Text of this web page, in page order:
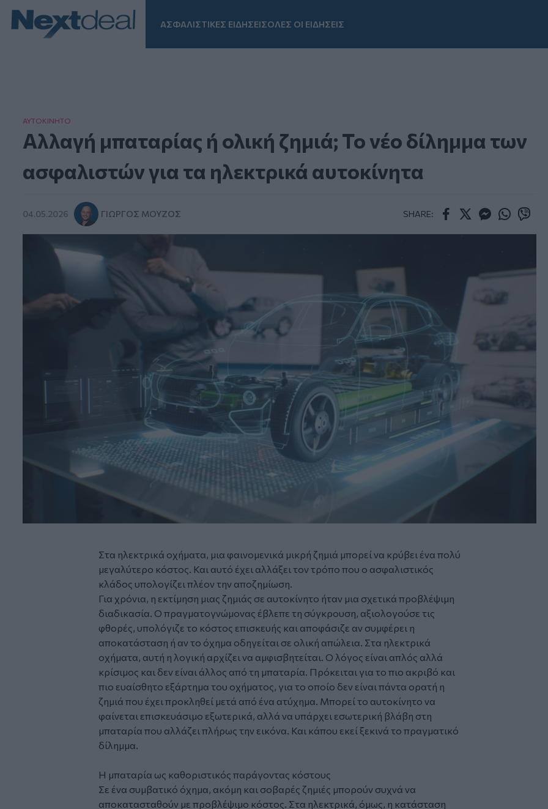
ΑΣΦΑΛΙΣΤΙΚΕΣ ΕΙΔΗΣΕΙΣΟΛΕΣ ΟΙ ΕΙΔΗΣΕΙΣ
ΑΥΤΟΚΙΝΗΤΟ
Αλλαγή μπαταρίας ή ολική ζημιά; Το νέο δίλημμα των
ασφαλιστών για τα ηλεκτρικά αυτοκίνητα
04.05.2026 ΓΙΏΡΓΟΣ ΜΟΎΖΟΣ SHARE:
Στα ηλεκτρικά οχήματα, μια φαινομενικά μικρή ζημιά μπορεί να κρύβει ένα πολύ
μεγαλύτερο κόστος. Και αυτό έχει αλλάξει τον τρόπο που ο ασφαλιστικός
κλάδος υπολογίζει πλέον την αποζημίωση.
Για χρόνια, η εκτίμηση μιας ζημιάς σε αυτοκίνητο ήταν μια σχετικά προβλέψιμη
διαδικασία. Ο πραγματογνώμονας έβλεπε τη σύγκρουση, αξιολογούσε τις
φθορές, υπολόγιζε το κόστος επισκευής και αποφάσιζε αν συμφέρει η
αποκατάσταση ή αν το όχημα οδηγείται σε ολική απώλεια. Στα ηλεκτρικά
οχήματα, αυτή η λογική αρχίζει να αμφισβητείται. Ο λόγος είναι απλός αλλά
κρίσιμος και δεν είναι άλλος από τη μπαταρία. Πρόκειται για το πιο ακριβό και
πιο ευαίσθητο εξάρτημα του οχήματος, για το οποίο δεν είναι πάντα ορατή η
ζημιά που έχει προκληθεί μετά από ένα ατύχημα. Μπορεί το αυτοκίνητο να
φαίνεται επισκευάσιμο εξωτερικά, αλλά να υπάρχει εσωτερική βλάβη στη
μπαταρία που αλλάζει πλήρως την εικόνα. Και κάπου εκεί ξεκινά το πραγματικό
δίλημμα.
Η μπαταρία ως καθοριστικός παράγοντας κόστους
Σε ένα συμβατικό όχημα, ακόμη και σοβαρές ζημιές μπορούν συχνά να
αποκατασταθούν με προβλέψιμο κόστος. Στα ηλεκτρικά, όμως, η κατάσταση